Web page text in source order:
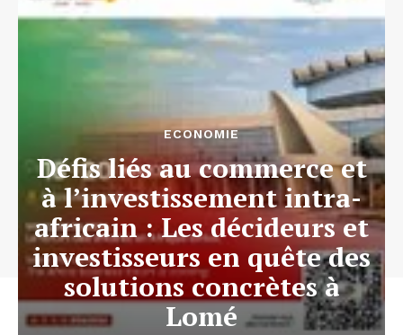
ECONOMIE
Défis liés au commerce et
à l’investissement intra-
africain : Les décideurs et
investisseurs en quête des
solutions concrètes à
Lomé